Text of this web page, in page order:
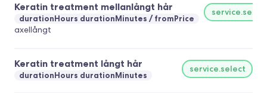
Keratin treatment mellanlångt hår
durationHours durationMinutes fromPrice
service.select
axellångt
Keratin treatment långt hår
durationHours durationMinutes
service.select